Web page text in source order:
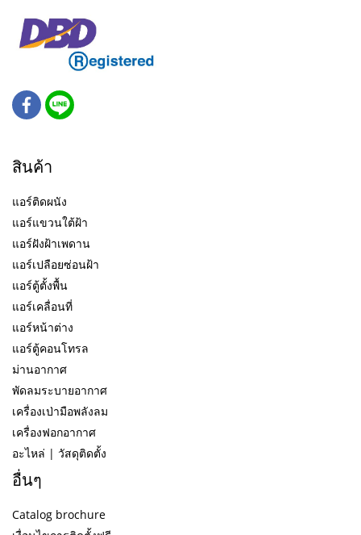
สินค้า
แอร์ติดผนัง
แอร์แขวนใต้ฝ้า
แอร์ฝังฝ้าเพดาน
แอร์เปลือยซ่อนฝ้า
แอร์ตู้ตั้งพื้น
แอร์เคลื่อนที่
แอร์หน้าต่าง
แอร์ตู้คอนโทรล
ม่านอากาศ
พัดลมระบายอากาศ
เครื่องเป่ามือพลังลม
เครื่องฟอกอากาศ
อะไหล่ | วัสดุติดตั้ง
อื่นๆ
Catalog brochure